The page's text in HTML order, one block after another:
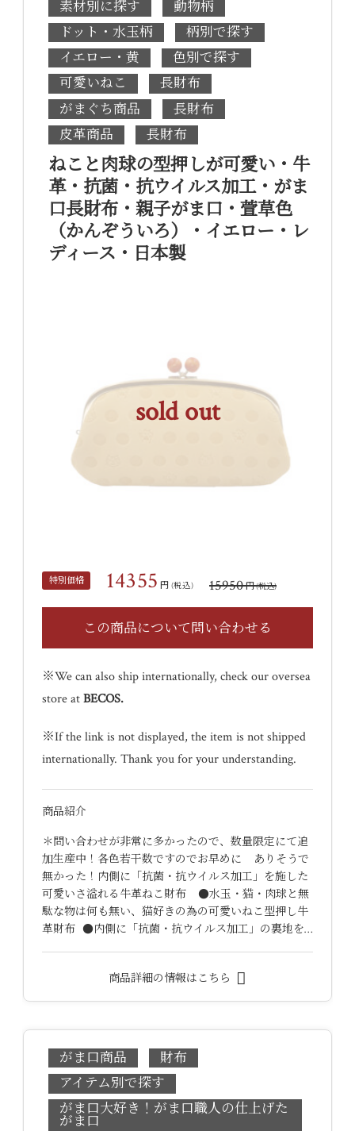
素材別に探す
動物柄
ドット・水玉柄
柄別で探す
イエロー・黄
色別で探す
可愛いねこ
長財布
がまぐち商品
長財布
皮革商品
長財布
ねこと肉球の型押しが可愛い・牛
革・抗菌・抗ウイルス加工・がま
口長財布・親子がま口・萱草色
（かんぞういろ）・イエロー・レ
ディース・日本製
sold out
特別価格 14355 円 (税込) 15950円(税込)
※We can also ship internationally, check our oversea
store atBECOS.
※If the link is not displayed, the item is not shipped
internationally. Thank you for your understanding.
商品紹介
＊問い合わせが非常に多かったので、数量限定にて追
加生産中！各色若干数ですのでお早めに ありそうで
無かった！内側に「抗菌・抗ウイルス加工」を施した
可愛いさ溢れる牛革ねこ財布 ●水玉・猫・肉球と無
駄な物は何も無い、猫好きの為の可愛いねこ型押し牛
革財布 ●内側に「抗菌・抗ウイルス加工」の裏地を…
商品詳細の情報はこちら
がま口商品
財布
アイテム別で探す
がま口大好き！がま口職人の仕上げた
がま口